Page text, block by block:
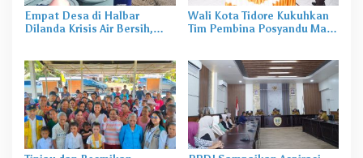
Empat Desa di Halbar
Dilanda Krisis Air Bersih,
Wali Kota Tidore Kukuhkan
Tim Pembina Posyandu Masa